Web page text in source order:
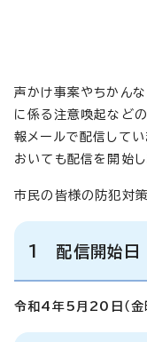
声かけ事案やちかんな
に係る注意喚起など
報メールで配信して
おいても配信を開始し
市民の皆様の防犯対
1 配信開始日
令和4年5月20日（金